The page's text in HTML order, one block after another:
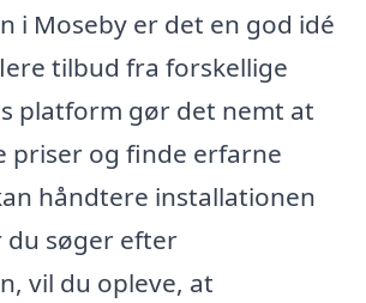
i Moseby er det en god idé
tilbud fra forskellige
platform gør det nemt at
priser og finde erfarne
håndtere installationen
søger efter
vil du opleve, at